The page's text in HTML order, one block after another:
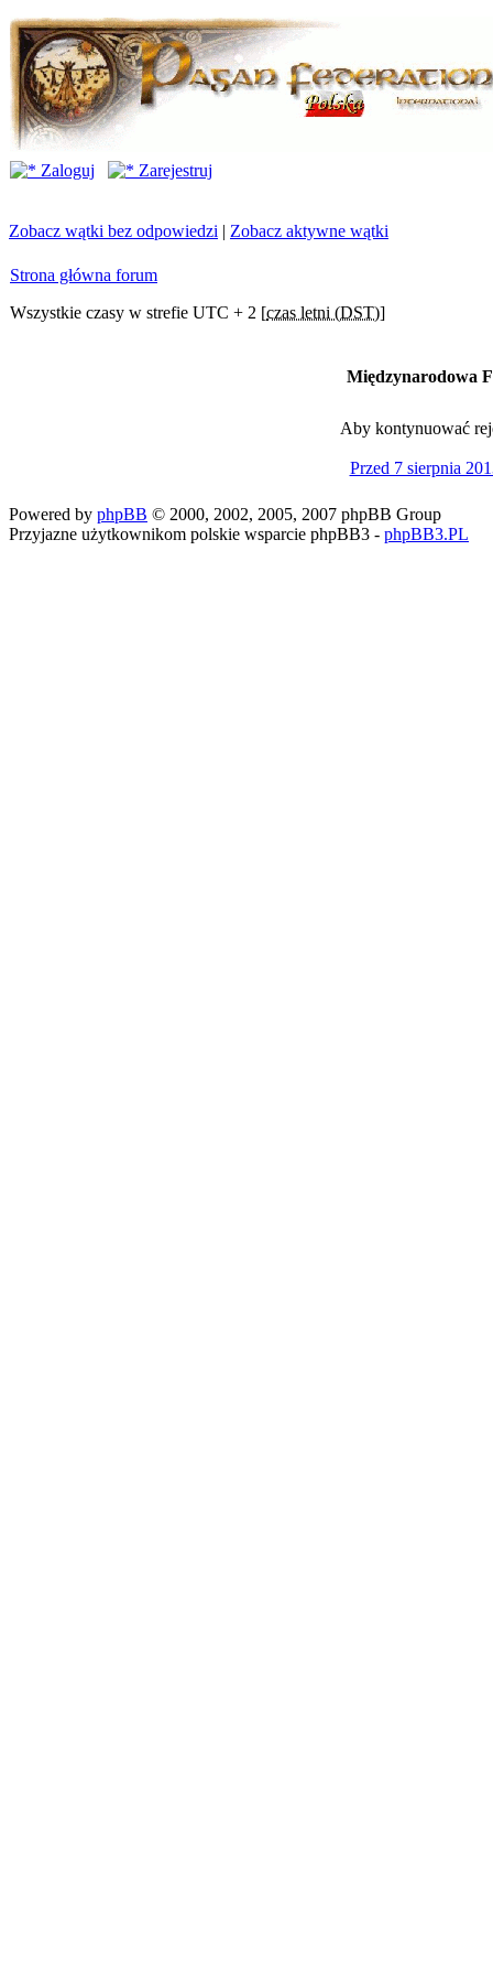
Zaloguj Zarejestruj
Zobacz wątki bez odpowiedzi | Zobacz aktywne wątki
Strona główna forum
Wszystkie czasy w strefie UTC + 2 [czas letni (DST)]
Międzynarodowa
Aby kontynuować
Przed 7 sierpnia
Powered by phpBB © 2000, 2002, 2005, 2007 phpBB Group
Przyjazne użytkownikom polskie wsparcie phpBB3 - phpBB3.PL